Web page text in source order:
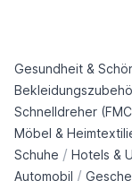
Gesundheit &
Schnelldreher
Möbel &
Schuhe / Hotels &
Automobil /